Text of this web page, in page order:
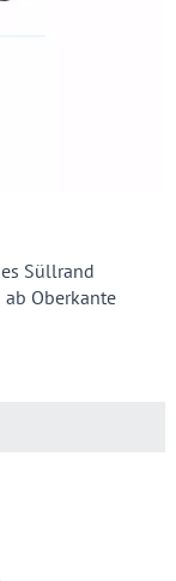
Süllrand
Oberkante